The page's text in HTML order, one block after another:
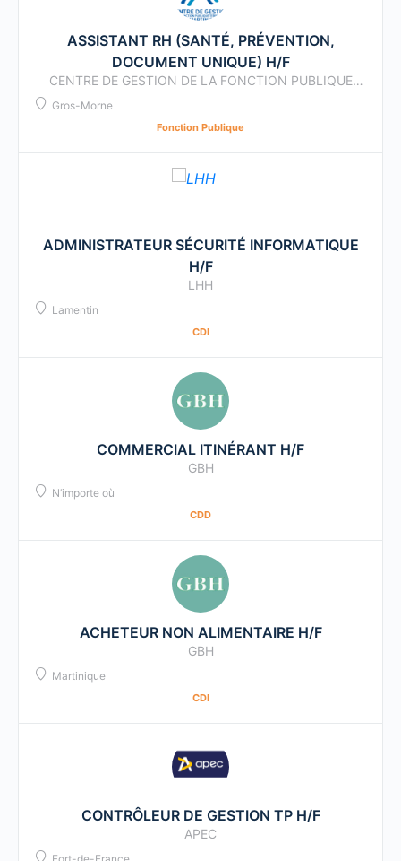
ASSISTANT RH (SANTÉ, PRÉVENTION,
DOCUMENT UNIQUE) H/F
CENTRE DE GESTION DE LA FONCTION PUBLIQUE
Gros-Morne
Fonction Publique
ADMINISTRATEUR SÉCURITÉ INFORMATIQUE
H/F
LHH
Lamentin
CDI
COMMERCIAL ITINÉRANT H/F
GBH
N’importe où
CDD
ACHETEUR NON ALIMENTAIRE H/F
GBH
Martinique
CDI
CONTRÔLEUR DE GESTION TP H/F
APEC